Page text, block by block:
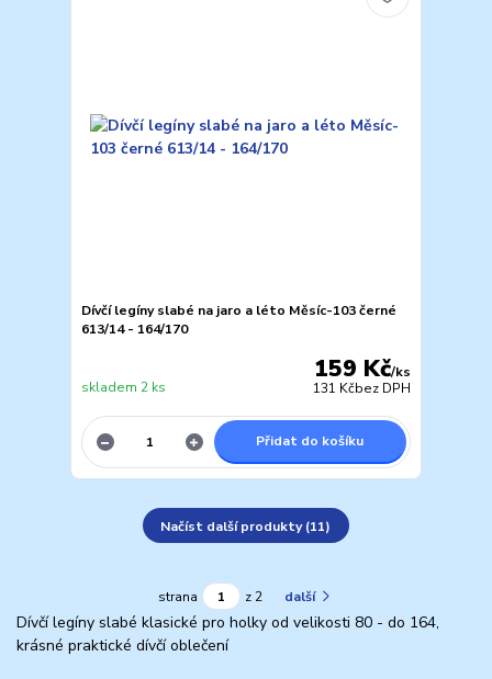
Dívčí legíny slabé na jaro a léto Měsíc-103 černé
613/14 - 164/170
159 Kč/ks
131 Kčbez DPH
skladem 2 ks
Přidat do košíku
Načíst další produkty (11)
strana z 2 další
Dívčí legíny slabé klasické pro holky od velikosti 80 - do 164,
krásné praktické dívčí oblečení